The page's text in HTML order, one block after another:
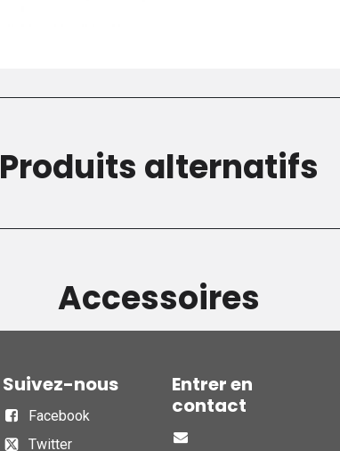
Produits alternatifs
Accessoires
Suivez-nous
Facebook
Twitter
Entrer en
contact